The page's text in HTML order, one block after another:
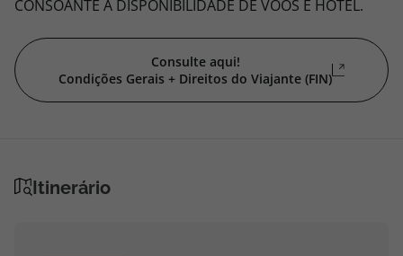
CONSOANTE A DISPONIBILIDADE DE VOOS E HOTEL.
Consulte aqui!
Condições Gerais + Direitos do Viajante (FIN)
Itinerário